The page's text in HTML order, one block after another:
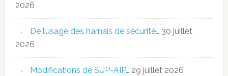
2026
De l’usage des harnais de sécurité… 30 juillet
2026
Modifications de SUP-AIP… 29 juillet 2026